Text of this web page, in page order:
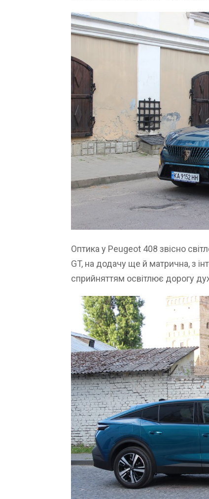
Оптика у Peugeot 408 звісно
GT, на додачу ще й матрична, з
сприйняттям освітлює дорогу